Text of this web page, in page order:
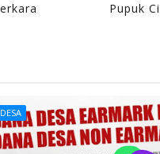
Pupuk
DESA